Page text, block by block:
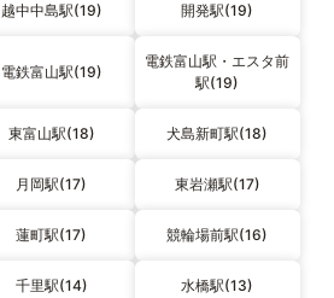
越中中島駅(19) 開発駅(19)
電鉄富山駅(19)
電鉄富山駅・エスタ前
駅(19)
東富山駅(18) 犬島新町駅(18)
月岡駅(17) 東岩瀬駅(17)
蓮町駅(17) 競輪場前駅(16)
千里駅(14) 水橋駅(13)